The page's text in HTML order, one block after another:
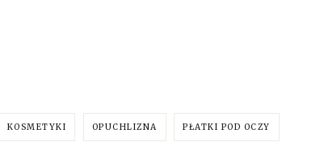
KOSMETYKI OPUCHLIZNA PŁATKI POD OCZY